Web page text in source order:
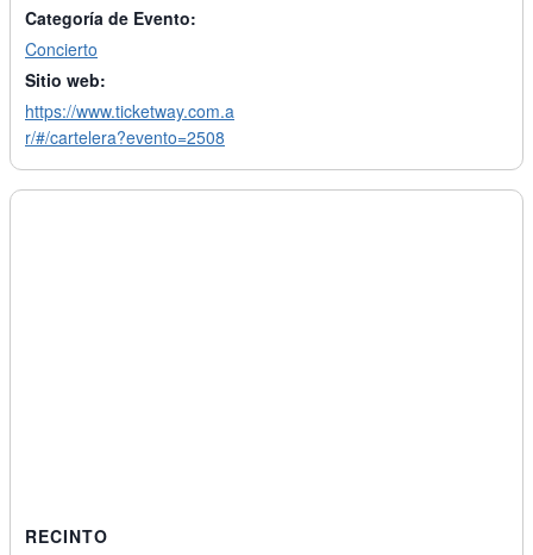
Categoría de Evento:
Concierto
Sitio web:
https://www.ticketway.com.a
r/#/cartelera?evento=2508
RECINTO